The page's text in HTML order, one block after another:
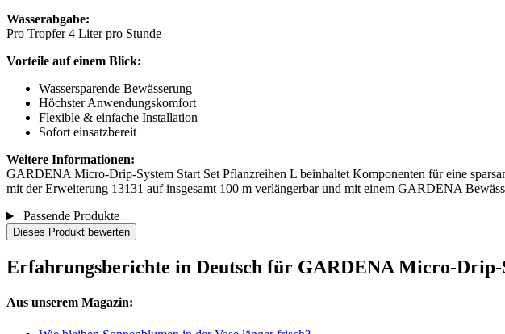
Wasserabgabe:
Pro Tropfer 4 Liter pro Stunde
Vorteile auf einem Blick:
Wassersparende Bewässerung
Höchster Anwendungskomfort
Flexible & einfache Installation
Sofort einsatzbereit
Weitere Informationen:
GARDENA Micro-Drip-System Start Set Pflanzreihen L beinhaltet Komponenten für eine
mit der Erweiterung 13131 auf insgesamt 100 m verlängerbar und mit einem GARDENA
Passende Produkte
Dieses Produkt bewerten
Erfahrungsberichte in Deutsch für GARDENA Micro-Drip-
Aus unserem Magazin: